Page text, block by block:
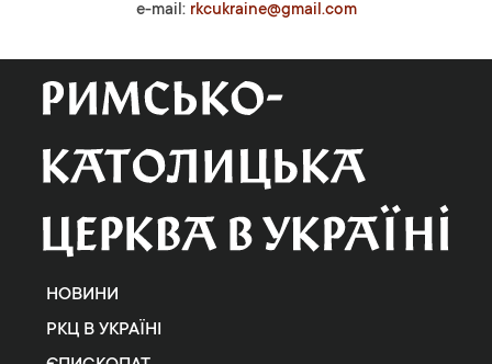
e-mail: rkcukraine@gmail.com
НОВИНИ
РКЦ В УКРАЇНІ